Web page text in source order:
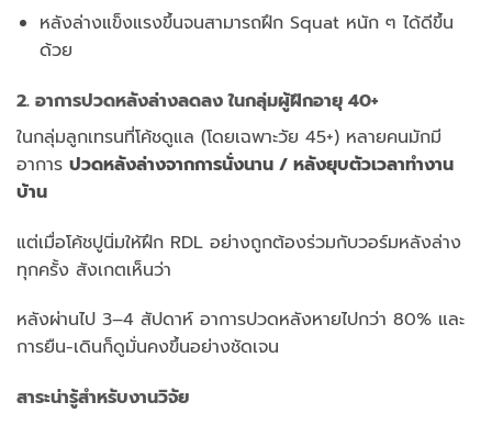
หลังล่างแข็งแรงขึ้นจนสามารถฝึก Squat หนัก ๆ ได้ดีขึ้น
ด้วย
2. อาการปวดหลังล่างลดลง ในกลุ่มผู้ฝึกอายุ 40+
ในกลุ่มลูกเทรนที่โค้ชดูแล (โดยเฉพาะวัย 45+) หลายคนมักมี
อาการ ปวดหลังล่างจากการนั่งนาน / หลังยุบตัวเวลาทำงาน
บ้าน
แต่เมื่อโค้ชปูนิ่มให้ฝึก RDL อย่างถูกต้องร่วมกับวอร์มหลังล่าง
ทุกครั้ง สังเกตเห็นว่า
หลังผ่านไป 3–4 สัปดาห์ อาการปวดหลังหายไปกว่า 80% และ
การยืน-เดินก็ดูมั่นคงขึ้นอย่างชัดเจน
สาระน่ารู้สำหรับงานวิจัย